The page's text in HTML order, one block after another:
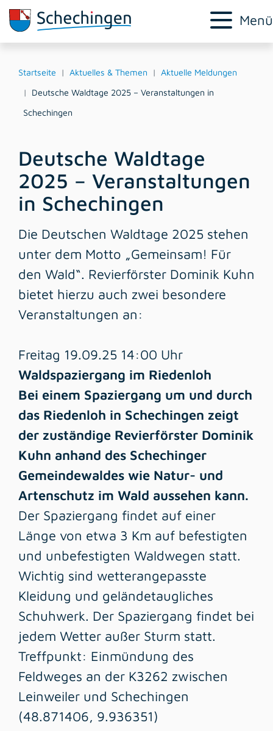
Menü
Startseite Aktuelles & Themen
Aktuelle Meldungen
Deutsche Waldtage 2025 – Veranstaltungen in
Schechingen
Deutsche Waldtage
2025 – Veranstaltungen
in Schechingen
Die Deutschen Waldtage 2025 stehen
unter dem Motto „Gemeinsam! Für
den Wald“. Revierförster Dominik Kuhn
bietet hierzu auch zwei besondere
Veranstaltungen an:
Freitag 19.09.25 14:00 Uhr
Waldspaziergang im Riedenloh
Bei einem Spaziergang um und durch
das Riedenloh in Schechingen zeigt
der zuständige Revierförster Dominik
Kuhn anhand des Schechinger
Gemeindewaldes wie Natur- und
Artenschutz im Wald aussehen kann.
Der Spaziergang findet auf einer
Länge von etwa 3 Km auf befestigten
und unbefestigten Waldwegen statt.
Wichtig sind wetterangepasste
Kleidung und geländetaugliches
Schuhwerk. Der Spaziergang findet bei
jedem Wetter außer Sturm statt.
Treffpunkt: Einmündung des
Feldweges an der K3262 zwischen
Leinweiler und Schechingen
(48.871406, 9.936351)